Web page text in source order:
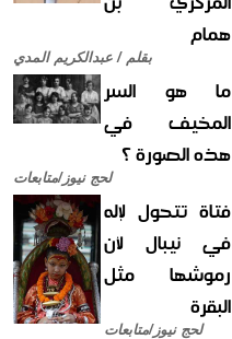
همام
بقلم / عبدالكريم المدي
ما هو السر
المخيف في
هذه الصورة ؟
لحج نيوز/متابعات
فتاة تتحول لإله
في نيبال لأن
رموشها مثل
البقرة
لحج نيوز/متابعات